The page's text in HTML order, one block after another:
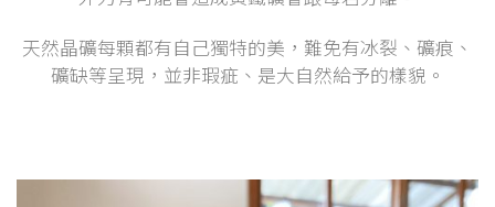
天然晶礦每顆都有自己獨特的美，難免有冰裂、礦痕、
礦缺等呈現，並非瑕疵、是大自然給予的樣貌。